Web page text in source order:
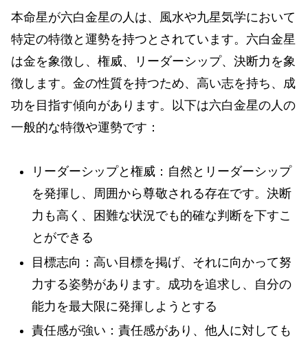
本命星が六白金星の人は、風水や九星気学において
特定の特徴と運勢を持つとされています。六白金星
は金を象徴し、権威、リーダーシップ、決断力を象
徴します。金の性質を持つため、高い志を持ち、成
功を目指す傾向があります。以下は六白金星の人の
一般的な特徴や運勢です：
リーダーシップと権威：自然とリーダーシップ
を発揮し、周囲から尊敬される存在です。決断
力も高く、困難な状況でも的確な判断を下すこ
とができる
目標志向：高い目標を掲げ、それに向かって努
力する姿勢があります。成功を追求し、自分の
能力を最大限に発揮しようとする
責任感が強い：責任感があり、他人に対しても